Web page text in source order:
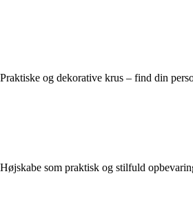
Praktiske og dekorative krus – find din
Højskabe som praktisk og stilfuld